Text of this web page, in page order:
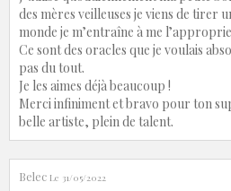
des mères veilleuses je viens de tirer
monde je m’entraîne à me
Ce sont des oracles que je voulais
pas du tout.
Je les aimes déjà beaucoup !
Merci infiniment et bravo pour ton
belle artiste, plein de talent.
Belec Le 31/05/2022